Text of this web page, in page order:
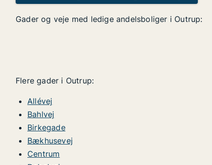
Gader og veje med ledige andelsboliger i Outrup:
Flere gader i Outrup:
Allévej
Bahlvej
Birkegade
Bækhusevej
Centrum